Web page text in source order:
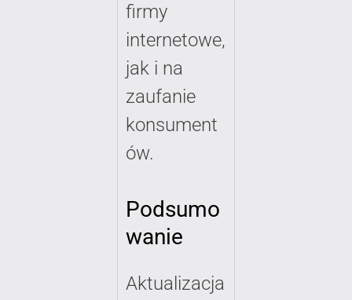
firmy
internetowe,
jak i na
zaufanie
konsument
ów.
Podsumo
wanie
Aktualizacja